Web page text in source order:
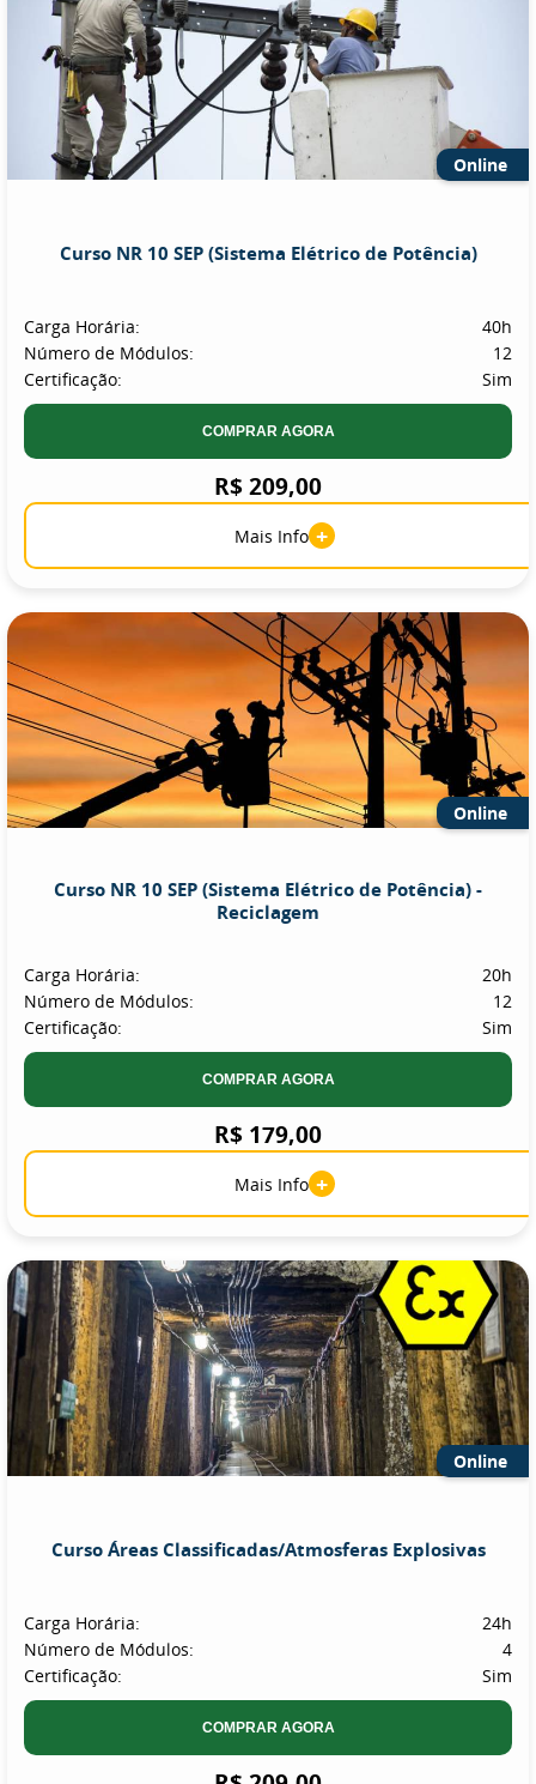
Online
Curso NR 10 SEP (Sistema Elétrico de Potência)
Carga Horária:
40h
Número de Módulos:
12
Certificação:
Sim
COMPRAR AGORA
R$ 209,00
Mais Info +
Online
Curso NR 10 SEP (Sistema Elétrico de Potência) -
Reciclagem
Carga Horária:
20h
Número de Módulos:
12
Certificação:
Sim
COMPRAR AGORA
R$ 179,00
Mais Info +
Online
Curso Áreas Classificadas/Atmosferas Explosivas
Carga Horária:
24h
Número de Módulos:
4
Certificação:
Sim
COMPRAR AGORA